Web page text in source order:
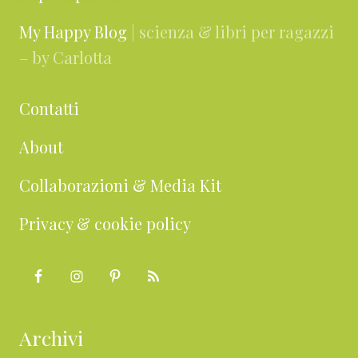
My Happy Blog | scienza & libri per ragazzi
– by Carlotta
Contatti
About
Collaborazioni & Media Kit
Privacy & cookie policy
Archivi